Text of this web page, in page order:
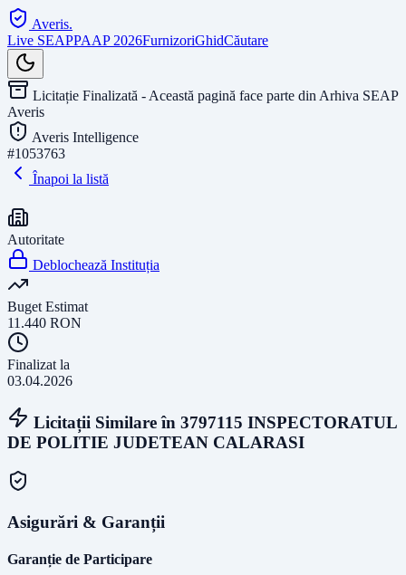
Averis.
Live SEAPPAAP 2026FurnizoriGhidCăutare
Licitație Finalizată - Această pagină face parte din Arhiva SEAP
Averis
Averis Intelligence
#1053763
Înapoi la listă
Autoritate
Deblochează Instituția
Buget Estimat
11.440 RON
Finalizat la
03.04.2026
Licitații Similare în 3797115 INSPECTORATUL
DE POLITIE JUDETEAN CALARASI
Asigurări & Garanții
Garanție de Participare